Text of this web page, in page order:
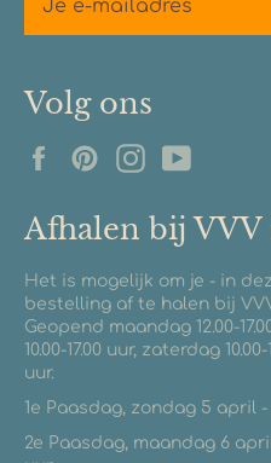
Volg ons
FacebookPinterestInstagram
Afhalen bij
Het is mogelijk om je - in
bestelling af te halen bij
Geopend maandag 12.00-
10.00-17.00 uur, zaterdag
uur.
1e Paasdag, zondag 5 april
2e Paasdag, maandag 6